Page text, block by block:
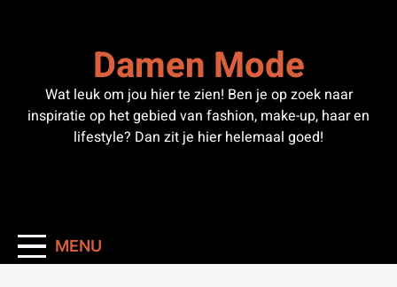
Damen Mode
Wat leuk om jou hier te zien! Ben je op zoek naar
inspiratie op het gebied van fashion, make-up, haar en
lifestyle? Dan zit je hier helemaal goed!
MENU